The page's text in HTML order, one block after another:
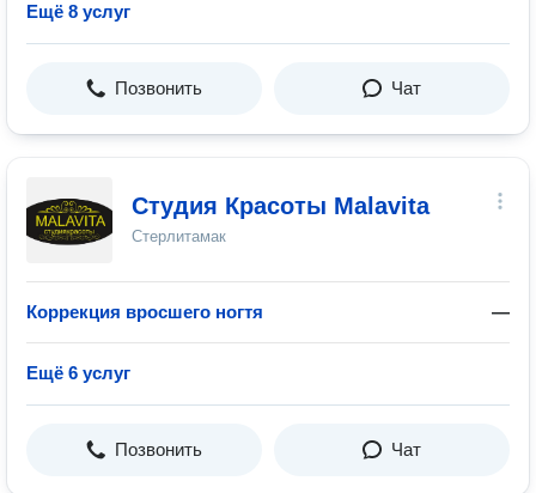
Ещё 8 услуг
Позвонить Чат
Студия Красоты Malavita
Стерлитамак
Коррекция вросшего ногтя —
Ещё 6 услуг
Позвонить Чат